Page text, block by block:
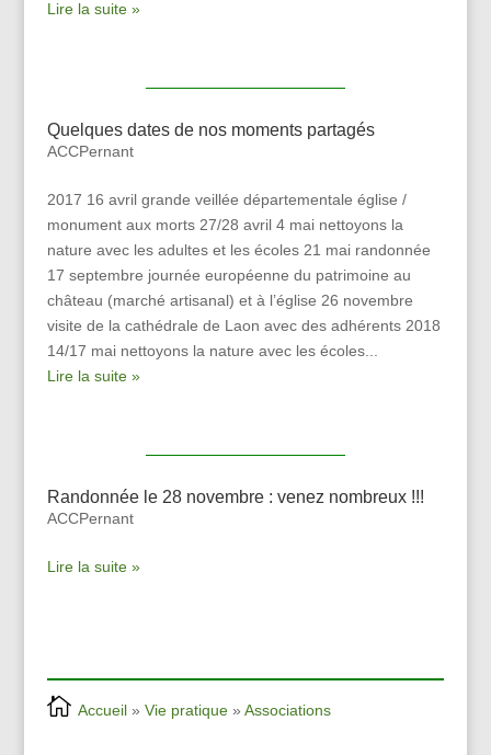
Lire la suite »
Quelques dates de nos moments partagés
ACCPernant
2017 16 avril grande veillée départementale église /
monument aux morts 27/28 avril 4 mai nettoyons la
nature avec les adultes et les écoles 21 mai randonnée
17 septembre journée européenne du patrimoine au
château (marché artisanal) et à l’église 26 novembre
visite de la cathédrale de Laon avec des adhérents 2018
14/17 mai nettoyons la nature avec les écoles...
Lire la suite »
Randonnée le 28 novembre : venez nombreux !!!
ACCPernant
Lire la suite »
Accueil» Vie pratique» Associations